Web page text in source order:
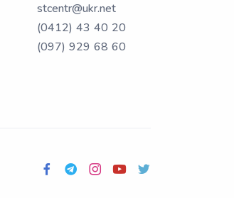
stcentr@ukr.net
(0412) 43 40 20
(097) 929 68 60